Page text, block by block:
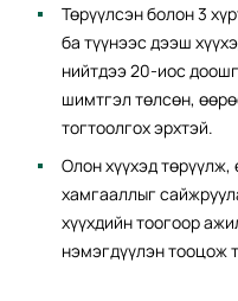
Төрүүлсэн болон 3
ба түүнээс дээш
нийтдээ 20-иос
шимтгэл төлсөн,
тогтоолгох эрхтэй.
Олон хүүхэд
хамгааллыг
хүүхдийн тоогоор
нэмэгдүүлэн тооцож